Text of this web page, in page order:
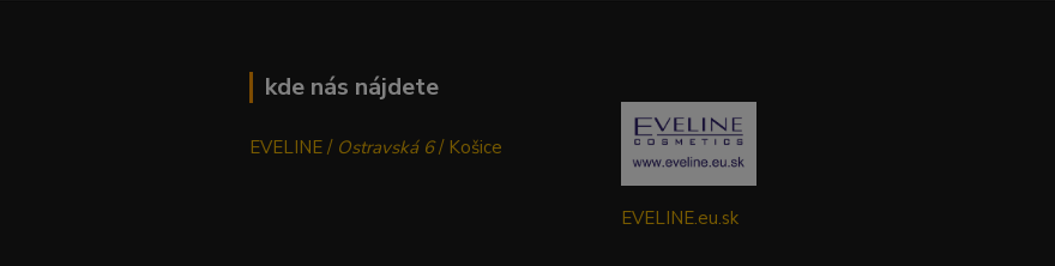
kde nás nájdete
EVELINE / Ostravská 6/ Košice
EVELINE.eu.sk